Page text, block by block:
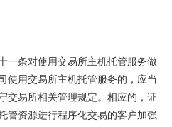
一条对使用交易所主机托管服务做
使用交易所主机托管服务的，应当
交易所相关管理规定。相应的，证
管资源进行程序化交易的客户加强